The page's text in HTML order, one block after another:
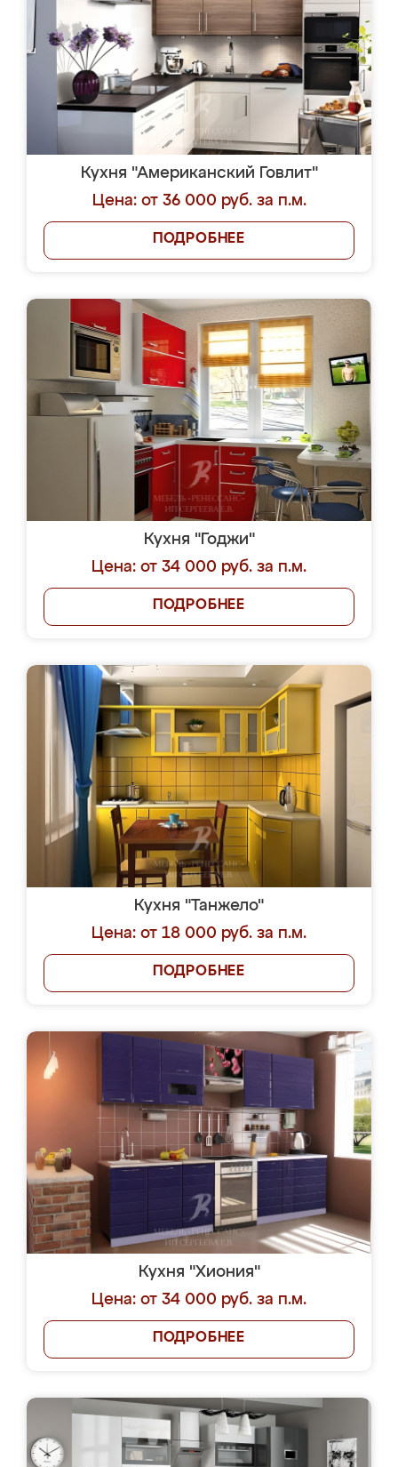
Кухня "Американский Говлит"
Цена: от 36 000 руб. за п.м.
ПОДРОБНЕЕ
Кухня "Годжи"
Цена: от 34 000 руб. за п.м.
ПОДРОБНЕЕ
Кухня "Танжело"
Цена: от 18 000 руб. за п.м.
ПОДРОБНЕЕ
Кухня "Хиония"
Цена: от 34 000 руб. за п.м.
ПОДРОБНЕЕ